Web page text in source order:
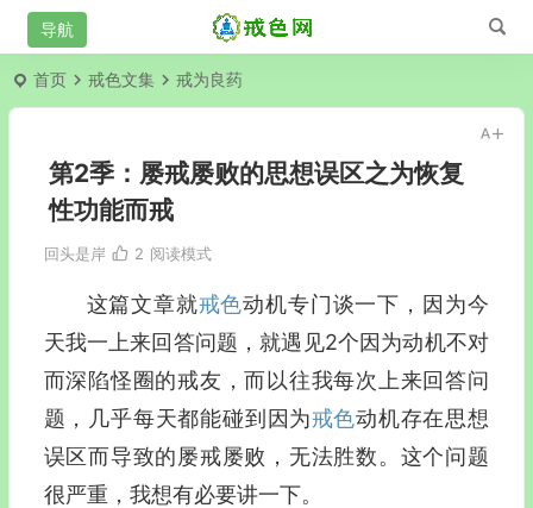
首页 戒色文集 戒为良药
第2季：屡戒屡败的思想误区之为恢复
性功能而戒
回头是岸 2 阅读模式
这篇文章就戒色动机专门谈一下，因为今
天我一上来回答问题，就遇见2个因为动机不对
而深陷怪圈的戒友，而以往我每次上来回答问
题，几乎每天都能碰到因为戒色动机存在思想
误区而导致的屡戒屡败，无法胜数。这个问题
很严重，我想有必要讲一下。